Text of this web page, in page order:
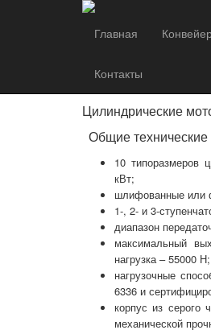
Главная
Контакты
Приводная
Цилиндрические
Общие технические
10 типоразмеров
кВт;
шлифованные или
1-, 2- и 3-
диапазон
максимальный
нагрузка – 55000 Н;
нагрузочные
6336 и
корпус из серого
механической